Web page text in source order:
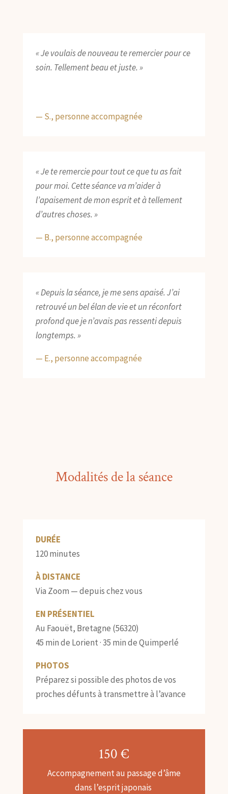
« Je voulais de nouveau te remercier pour ce
soin. Tellement beau et juste. »
— S., personne accompagnée
« Je te remercie pour tout ce que tu as fait
pour moi. Cette séance va m’aider à
l’apaisement de mon esprit et à tellement
d’autres choses. »
— B., personne accompagnée
« Depuis la séance, je me sens apaisé. J’ai
retrouvé un bel élan de vie et un réconfort
profond que je n’avais pas ressenti depuis
longtemps. »
— E., personne accompagnée
Modalités de la séance
DURÉE
120 minutes
À DISTANCE
Via Zoom — depuis chez vous
EN PRÉSENTIEL
Au Faouët, Bretagne (56320)
45 min de Lorient · 35 min de Quimperlé
PHOTOS
Préparez si possible des photos de vos
proches défunts à transmettre à l’avance
150 €
Accompagnement au passage d’âme
dans l’esprit japonais